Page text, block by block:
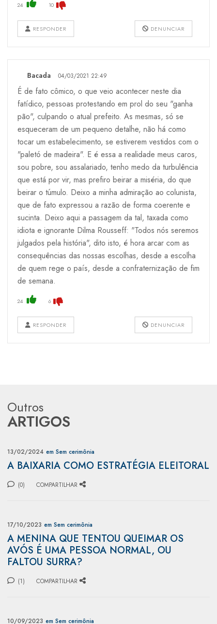
24 10
RESPONDER DENUNCIAR
Bacada 04/03/2021 22:49
É de fato cômico, o que veio acontecer neste dia
fatídico, pessoas protestando em prol do seu "ganha
pão", culpando o atual prefeito. As mesmas, só se
esqueceram de um pequeno detalhe, não há como
tocar um estabelecimento, se estiverem vestidos com o
"paletó de madeira". E é essa a realidade meus caros,
sou pobre, sou assalariado, tenho medo da turbulência
que está por vir, mas prefiro beirar a miséria, do que
beirar o túmulo. Deixo a minha admiração ao colunista,
que de fato expressou a razão de forma coerente e
sucinta. Deixo aqui a passagem da tal, taxada como
idiota e ignorante Dilma Rousseff: "Todos nós seremos
julgados pela história", dito isto, é hora arcar com as
consequências das nossas escolhas, desde a escolha
de quem rege o país, desde a confraternização de fim
de semana.
24 6
RESPONDER DENUNCIAR
Outros
ARTIGOS
13/02/2024 em Sem cerimônia
A BAIXARIA COMO ESTRATÉGIA ELEITORAL
(0) COMPARTILHAR
17/10/2023 em Sem cerimônia
A MENINA QUE TENTOU QUEIMAR OS
AVÓS É UMA PESSOA NORMAL, OU
FALTOU SURRA?
(1) COMPARTILHAR
10/09/2023 em Sem cerimônia